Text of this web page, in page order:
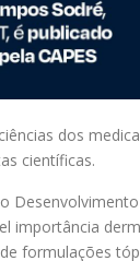
dos
científicas.
importância
formulações